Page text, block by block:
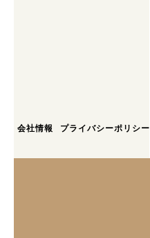
会社情報 プライバシーポリシー